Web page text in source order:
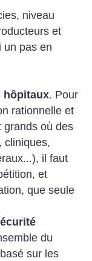
niveau
et
un pas en
hôpitaux. Pour
rationnelle et
grands où des
cliniques,
il faut
et
que seule
du
sur les